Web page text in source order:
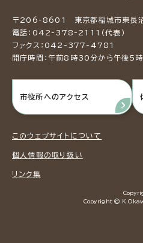
〒206-8601 東京都稲城市東長
電話：042-378-2111（代表）
ファクス：042-377-4781
開庁時間：午前8時30分から午後5時
市役所へのアクセス
このウェブサイトについて
個人情報の取り扱い
リンク集
Copyright ©